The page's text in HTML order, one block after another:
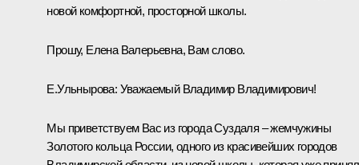
новой комфортной, просторной школы.
Прошу, Елена Валерьевна, Вам слово.
Е.Ульнырова: Уважаемый Владимир Владимирович!
Мы приветствуем Вас из города Суздаля – жемчужины
Золотого кольца России, одного из красивейших городов